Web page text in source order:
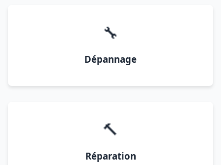
🔧
Dépannage
🔨
Réparation